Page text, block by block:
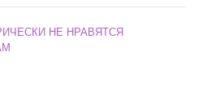
НЕ НРАВЯТСЯ